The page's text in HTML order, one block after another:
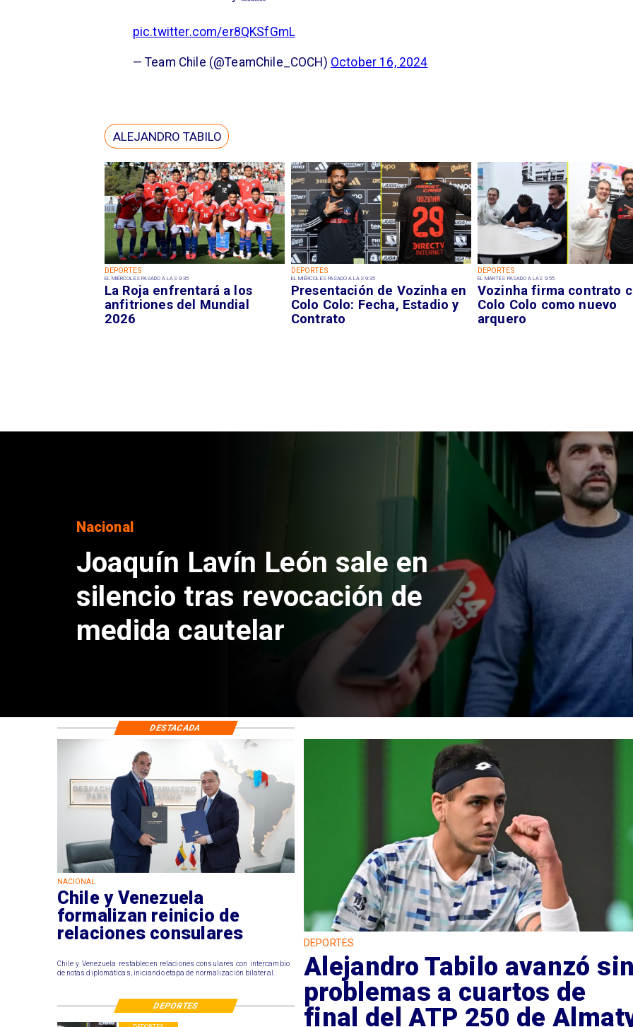
DEPORTES
EL MIÉRCOLES PASADO A LAS 9:35
La Roja enfrentará a los
anfitriones del Mundial
2026
DEPORTES
EL MIÉRCOLES PASADO A LAS 9:35
Presentación de Vozinha en
Colo Colo: Fecha, Estadio y
Contrato
DEPORTES
EL MARTES PASADO A LAS 9:55
Vozinha firma contrato
Colo Colo como nuevo
arquero
pic.twitter.com/er8QKSfGmL
— Team Chile (@TeamChile_COCH) October 16, 2024
ALEJANDRO TABILO
Nacional
Chile y Venezuela formalizan
reinicio de relaciones
consulares
NACIONAL
Chile y Venezuela
formalizan reinicio de
relaciones consulares
Chile y Venezuela restablecen relaciones consulares con intercambio
de notas diplomáticas, iniciando etapa de normalización bilateral.
DEPORTES
Alejandro Tabilo avanzó
problemas a cuartos de
final del ATP 250 de
DESTACADA
DEPORTES